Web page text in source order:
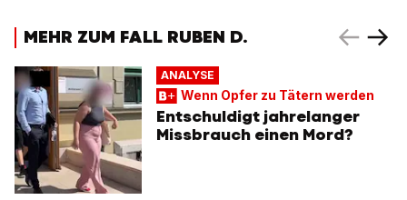
MEHR ZUM FALL RUBEN D.
ANALYSE
Wenn Opfer zu Tätern werden
Entschuldigt jahrelanger
Missbrauch einen Mord?